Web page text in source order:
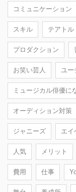
コミュニケーション
スキル テアトル
プロダクション
お笑い芸人 ユー
ミュージカル俳優に
オーディション対策
ジャニーズ エイ
人気 メリット
費用 仕事